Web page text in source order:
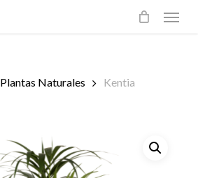
Menu
Plantas Naturales
Kentia